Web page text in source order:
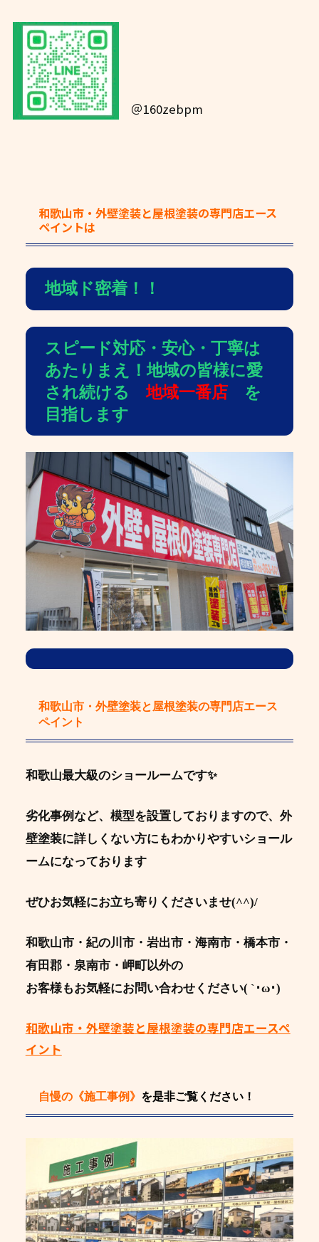
＠160zebpm
和歌山市・外壁塗装と屋根塗装の専門店エース
ペイントは
地域ド密着！！
スピード対応・安心・丁寧は
あたりまえ！地域の皆様に愛
され続ける地域一番店を
目指します
和歌山市・外壁塗装と屋根塗装の専門店エース
ペイント
和歌山最大級のショールームです✨
劣化事例など、模型を設置しておりますので、外
壁塗装に詳しくない方にもわかりやすいショール
ームになっております
ぜひお気軽にお立ち寄りくださいませ(^^)/
和歌山市・紀の川市・岩出市・海南市・橋本市・
有田郡・泉南市・岬町以外の
お客様もお気軽にお問い合わせください( `･ω･)
和歌山市・外壁塗装と屋根塗装の専門店エースペ
イント
自慢の《施工事例》 を是非ご覧ください！